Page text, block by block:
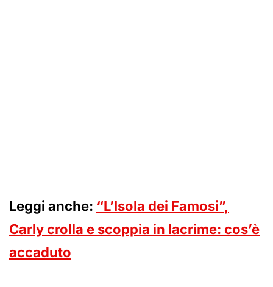
Leggi anche: “L’Isola dei Famosi”,
Carly crolla e scoppia in lacrime: cos’è
accaduto